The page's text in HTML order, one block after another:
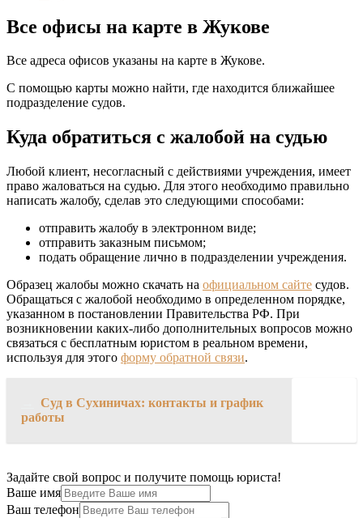
Все офисы на карте в Жукове
Все адреса офисов указаны на карте в Жукове.
С помощью карты можно найти, где находится ближайшее
подразделение судов.
Куда обратиться с жалобой на судью
Любой клиент, несогласный с действиями учреждения, имеет
право жаловаться на судью. Для этого необходимо правильно
написать жалобу, сделав это следующими способами:
отправить жалобу в электронном виде;
отправить заказным письмом;
подать обращение лично в подразделении учреждения.
Образец жалобы можно скачать на официальном сайте судов.
Обращаться с жалобой необходимо в определенном порядке,
указанном в постановлении Правительства РФ. При
возникновении каких-либо дополнительных вопросов можно
связаться с бесплатным юристом в реальном времени,
используя для этого форму обратной связи.
Суд в Сухиничах: контакты и график
работы
Задайте свой вопрос и получите помощь юриста!
Ваше имя
Ваш телефон